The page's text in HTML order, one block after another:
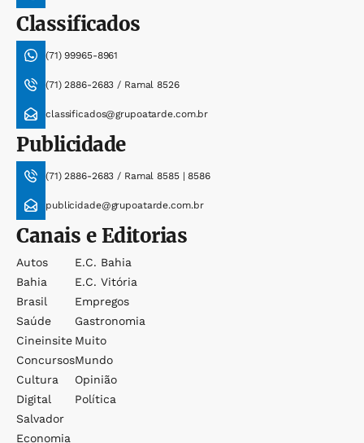
Classificados
(71) 99965-8961
(71) 2886-2683 / Ramal 8526
classificados@grupoatarde.com.br
Publicidade
(71) 2886-2683 / Ramal 8585 | 8586
publicidade@grupoatarde.com.br
Canais e Editorias
Autos
Bahia
Brasil
Saúde
Cineinsite
Concursos
Cultura
Digital
Salvador
Economia
E.c. Bahia
E.c. Vitória
Empregos
Gastronomia
Muito
Mundo
Opinião
Política